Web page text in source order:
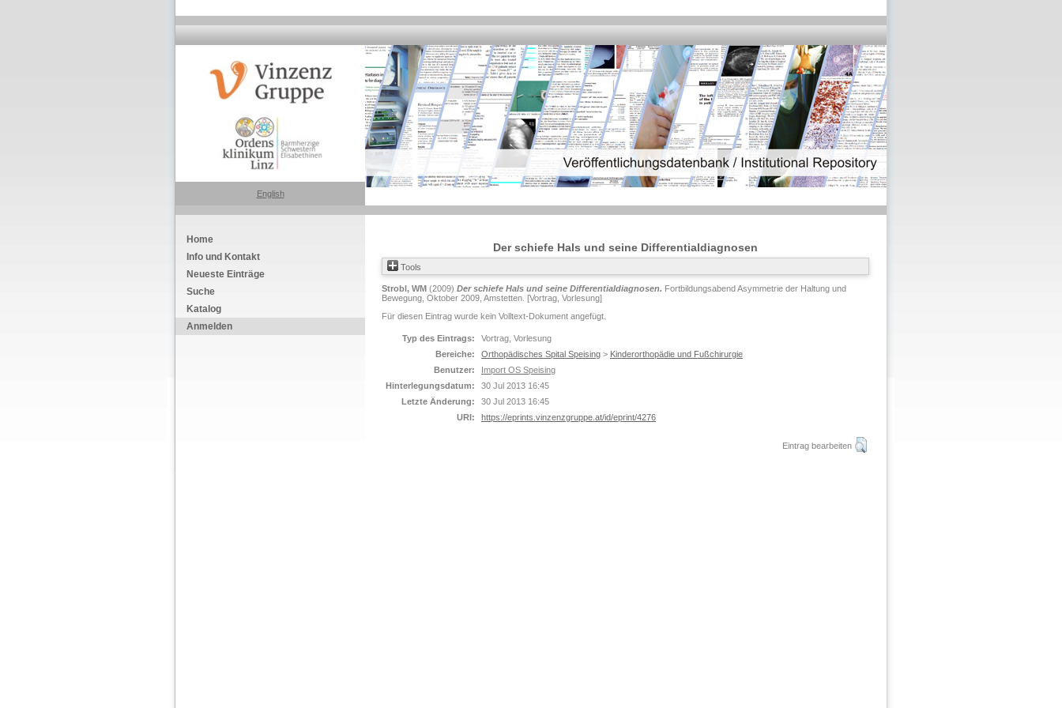
English
Home
Info und Kontakt
Neueste Einträge
Suche
Katalog
Anmelden
Der schiefe Hals und seine Differentialdiagnosen
Tools
Strobl, WM (2009) Der schiefe Hals und seine Differentialdiagnosen. Fortbildungsabend Asymmetrie der Haltung und
Bewegung, Oktober 2009, Amstetten. [Vortrag, Vorlesung]
Für diesen Eintrag wurde kein Volltext-Dokument angefügt.
Typ des Eintrags:
Vortrag, Vorlesung
Bereiche:
Orthopädisches Spital Speising > Kinderorthopädie und Fußchirurgie
Benutzer:
Import OS Speising
Hinterlegungsdatum:
30 Jul 2013 16:45
Letzte Änderung:
30 Jul 2013 16:45
URI:
https://eprints.vinzenzgruppe.at/id/eprint/4276
Eintrag bearbeiten